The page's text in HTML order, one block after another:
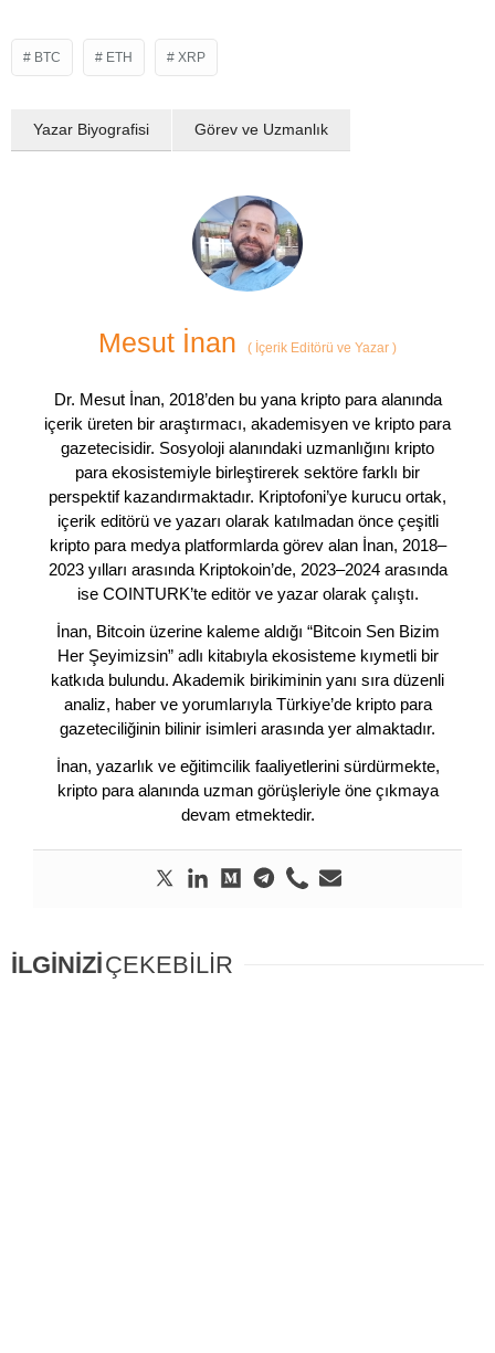
BTC ETH XRP
Yazar Biyografisi Görev ve Uzmanlık
Mesut İnan ( İçerik Editörü ve Yazar )
Dr. Mesut İnan, 2018’den bu yana kripto para alanında
içerik üreten bir araştırmacı, akademisyen ve kripto para
gazetecisidir. Sosyoloji alanındaki uzmanlığını kripto
para ekosistemiyle birleştirerek sektöre farklı bir
perspektif kazandırmaktadır. Kriptofoni’ye kurucu ortak,
içerik editörü ve yazarı olarak katılmadan önce çeşitli
kripto para medya platformlarda görev alan İnan, 2018–
2023 yılları arasında Kriptokoin’de, 2023–2024 arasında
ise COINTURK’te editör ve yazar olarak çalıştı.
İnan, Bitcoin üzerine kaleme aldığı “Bitcoin Sen Bizim
Her Şeyimizsin” adlı kitabıyla ekosisteme kıymetli bir
katkıda bulundu. Akademik birikiminin yanı sıra düzenli
analiz, haber ve yorumlarıyla Türkiye’de kripto para
gazeteciliğinin bilinir isimleri arasında yer almaktadır.
İnan, yazarlık ve eğitimcilik faaliyetlerini sürdürmekte,
kripto para alanında uzman görüşleriyle öne çıkmaya
devam etmektedir.
İLGİNİZİÇEKEBİLİR